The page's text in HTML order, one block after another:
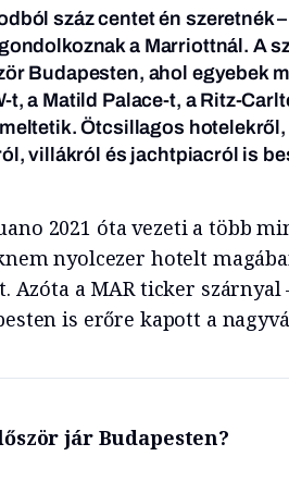
száz centet én szeretnék
a Marriottnál. A
Budapesten, ahol egyebek
t, a Matild Palace-t, a Ritz-
Ötcsillagos
villákról és jachtpiacról is
2021 óta vezeti a több
nyolcezer hotelt
Azóta a MAR ticker szárnyal
is erőre kapott a
jár Budapesten?